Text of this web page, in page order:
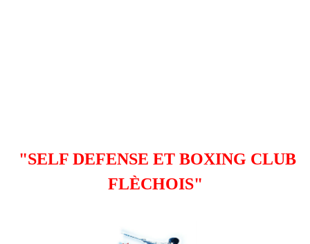
"SELF DEFENSE ET BOXING CLUB
FLÈCHOIS"